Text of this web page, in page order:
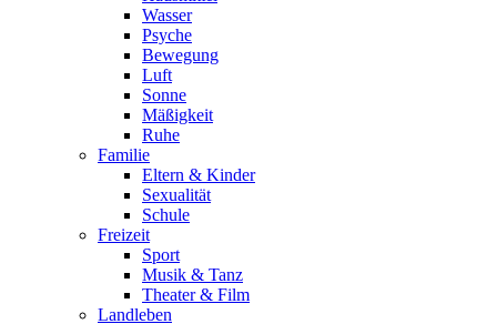
Wasser
Psyche
Bewegung
Luft
Sonne
Mäßigkeit
Ruhe
Familie
Eltern & Kinder
Sexualität
Schule
Freizeit
Sport
Musik & Tanz
Theater & Film
Landleben